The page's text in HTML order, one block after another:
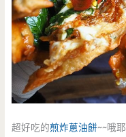
超好吃的煎炸蔥油餅~~哦耶